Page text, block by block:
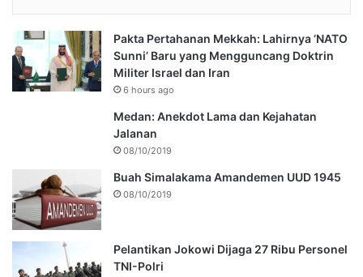
Pakta Pertahanan Mekkah: Lahirnya ‘NATO
Sunni’ Baru yang Mengguncang Doktrin
Militer Israel dan Iran
6 hours ago
Medan: Anekdot Lama dan Kejahatan
Jalanan
08/10/2019
Buah Simalakama Amandemen UUD 1945
08/10/2019
Pelantikan Jokowi Dijaga 27 Ribu Personel
TNI-Polri